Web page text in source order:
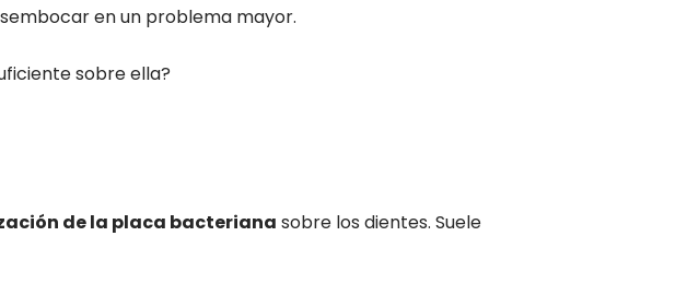
en un problema mayor.
sobre ella?
de la placa bacteriana sobre los dientes. Suele